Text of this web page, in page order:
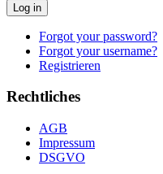
Log in
Forgot your password?
Forgot your username?
Registrieren
Rechtliches
AGB
Impressum
DSGVO